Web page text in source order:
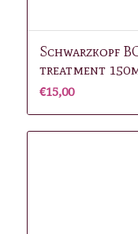
Schwarzkopf
treatment
€15,00